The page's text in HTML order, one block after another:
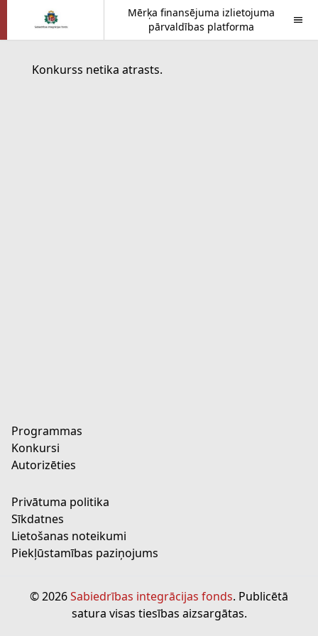
Mērķa finansējuma izlietojuma
pārvaldības platforma
Konkurss netika atrasts.
Programmas
Konkursi
Autorizēties
Privātuma politika
Sīkdatnes
Lietošanas noteikumi
Piekļūstamības paziņojums
© 2026Sabiedrības integrācijas fonds. Publicētā
satura visas tiesības aizsargātas.